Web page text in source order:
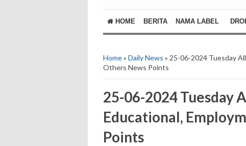
HOME BERITA NAMA LABEL
Home» Daily News » 25-06-2024 Tuesday
Others News Points
25-06-2024 Tuesday
Educational,
Points